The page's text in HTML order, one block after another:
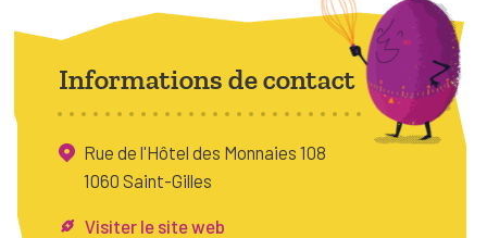
À BRUXELLES
FAQ
Informations de contact
Rue de l'Hôtel des Monnaies 108
1060 Saint-Gilles
Visiter le site web